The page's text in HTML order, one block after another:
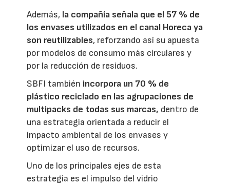
Además, la compañía señala que el 57 % de
los envases utilizados en el canal Horeca ya
son reutilizables, reforzando así su apuesta
por modelos de consumo más circulares y
por la reducción de residuos.
SBFI también incorpora un 70 % de
plástico reciclado en las agrupaciones de
multipacks de todas sus marcas, dentro de
una estrategia orientada a reducir el
impacto ambiental de los envases y
optimizar el uso de recursos.
Uno de los principales ejes de esta
estrategia es el impulso del vidrio